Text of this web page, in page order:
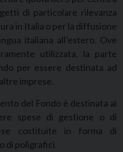
di particolare rilevanza
in Italia o per la diffusione
italiana all’estero. Ove
utilizzata, la parte
per essere destinata ad
imprese.
del Fondo è destinata ai
spese di gestione o di
costituite in forma di
di poligrafici.